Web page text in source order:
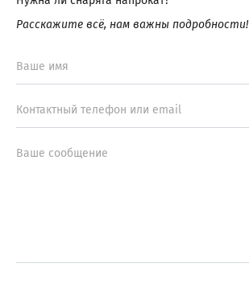
Расскажите всё, нам важны подробности!